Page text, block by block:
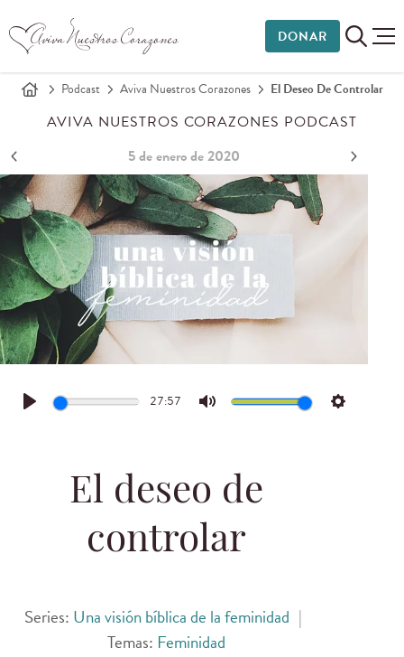
DONAR
Podcast Aviva Nuestros Corazones El Deseo De Controlar
AVIVA NUESTROS CORAZONES PODCAST
5 de enero de 2020
Play
27:57
Mute Settings
El deseo de
controlar
Series: Una visión bíblica de la feminidad |
Temas: Feminidad